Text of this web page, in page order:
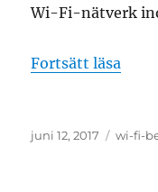
Wi-Fi-nätverk
Fortsätt läsa
Publicerat
juni 12, 2017 wi-fi-